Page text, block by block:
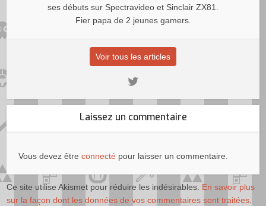
ses débuts sur Spectravideo et Sinclair ZX81.
Fier papa de 2 jeunes gamers.
Voir tous les articles
Laissez un commentaire
Vous devez êtreconnecté pour laisser un commentaire.
Ce site utilise Akismet pour réduire les indésirables. En savoir plus
sur la façon dont les données de vos commentaires sont traitées